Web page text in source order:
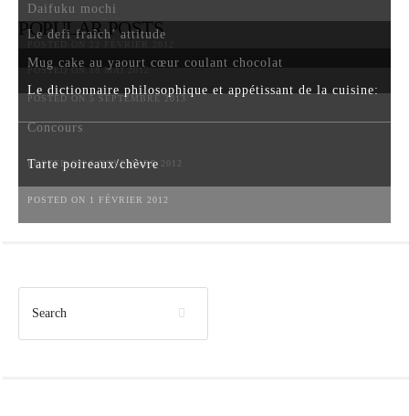
POPULAR POSTS
Daifuku mochi
Le defi fraîch’ attitude
POSTED ON 18 MAI 2012
Mug cake au yaourt cœur coulant chocolat
POSTED ON 5 SEPTEMBRE 2013
Le dictionnaire philosophique et appétissant de la cuisine:
Concours
POSTED ON 6 NOVEMBRE 2012
Tarte poireaux/chèvre
POSTED ON 1 FÉVRIER 2012